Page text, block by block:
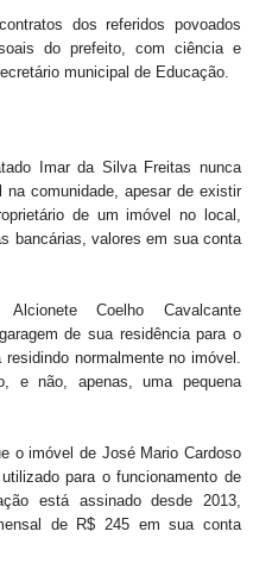
dos referidos povoados
do prefeito, com ciência e
municipal de Educação.
Imar da Silva Freitas nunca
comunidade, apesar de existir
de um imóvel no local,
bancárias, valores em sua conta
Coelho Cavalcante
de sua residência para o
normalmente no imóvel.
e não, apenas, uma pequena
o imóvel de José Mario Cardoso
para o funcionamento de
está assinado desde 2013,
de R$ 245 em sua conta